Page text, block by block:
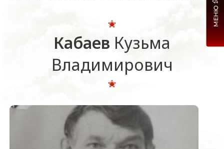
Кабаев Кузьма
Владимирович
МЕНЮ